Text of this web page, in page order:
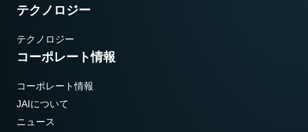
テクノロジー
テクノロジー
コーポレート情報
コーポレート情報
JAIについて
ニュース